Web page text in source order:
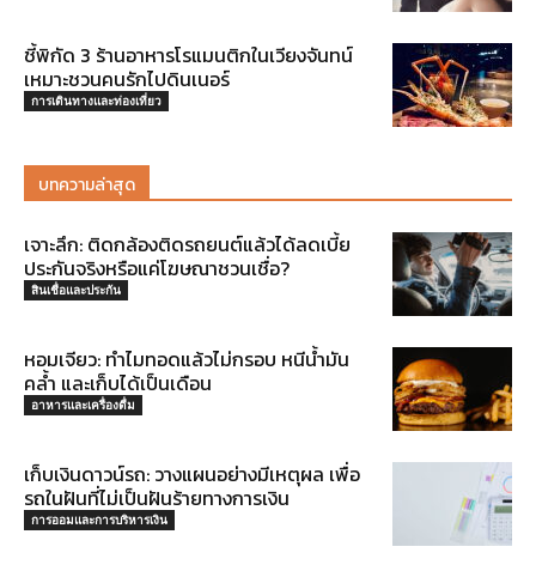
ชี้พิกัด 3 ร้านอาหารโรแมนติกในเวียงจันทน์
เหมาะชวนคนรักไปดินเนอร์
การเดินทางและท่องเที่ยว
บทความล่าสุด
เจาะลึก: ติดกล้องติดรถยนต์แล้วได้ลดเบี้ย
ประกันจริงหรือแค่โฆษณาชวนเชื่อ?
สินเชื่อและประกัน
หอมเจียว: ทำไมทอดแล้วไม่กรอบ หนีน้ำมัน
คล้ำ และเก็บได้เป็นเดือน
อาหารและเครื่องดื่ม
เก็บเงินดาวน์รถ: วางแผนอย่างมีเหตุผล เพื่อ
รถในฝันที่ไม่เป็นฝันร้ายทางการเงิน
การออมและการบริหารเงิน